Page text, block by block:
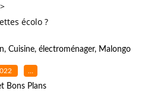
>
écolo ?
, Cuisine, électroménager, Malongo
…
Bons Plans